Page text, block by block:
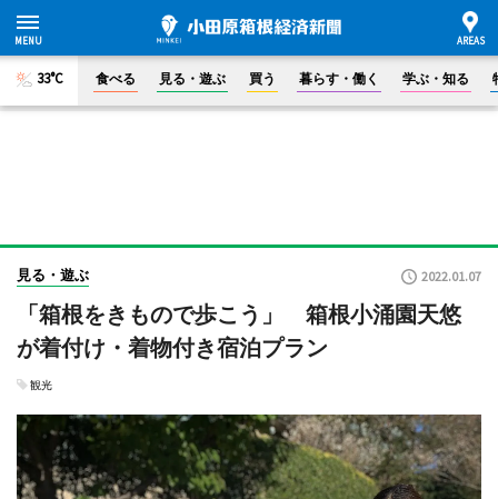
33°C 食べる 見る・遊ぶ 買う 暮らす・働く 学ぶ・知る
見る・遊ぶ 2022.01.07
「箱根をきもので歩こう」 箱根小涌園天悠
が着付け・着物付き宿泊プラン
観光